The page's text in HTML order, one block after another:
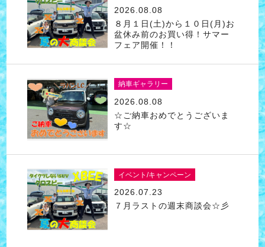
2026.08.08
８月１日(土)から１０日(月)お
盆休み前のお買い得！サマー
フェア開催！！
納車ギャラリー
2026.08.08
☆ご納車おめでとうございま
す☆
イベント/キャンペーン
2026.07.23
７月ラストの週末商談会☆彡